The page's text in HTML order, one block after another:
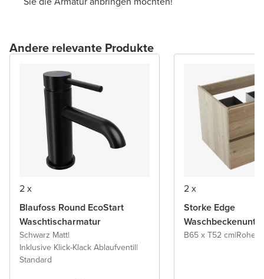
Andere relevante Produkte
2 x
Blaufoss Round EcoStart
Waschtischarmatur
Schwarz Matt|
Inklusive Klick-Klack Ablaufventil|
Standard
2 x
Storke Edge
B65 x T52 cm|Rohe